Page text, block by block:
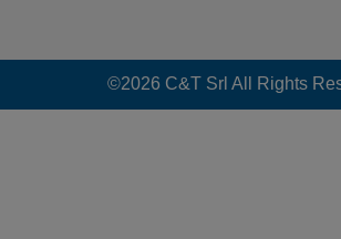
©2026 C&T Srl All Rights